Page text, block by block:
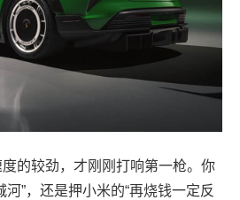
的较劲，才刚刚打响第一枪。你
河”，还是押小米的“再烧钱一定反